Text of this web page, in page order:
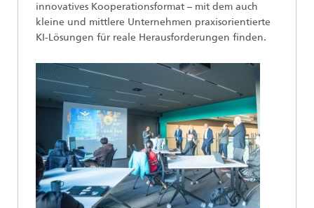
innovatives Kooperationsformat – mit dem auch
kleine und mittlere Unternehmen praxisorientierte
KI-Lösungen für reale Herausforderungen finden.